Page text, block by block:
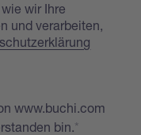
wir Ihre
und verarbeiten,
www.buchi.com
bin.